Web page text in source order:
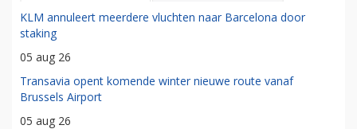
KLM annuleert meerdere vluchten naar Barcelona door
staking
05 aug 26
Transavia opent komende winter nieuwe route vanaf
Brussels Airport
05 aug 26